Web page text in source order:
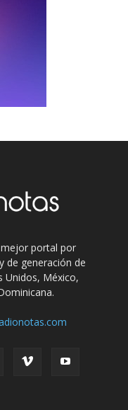
portal por
de generación de
Unidos, México,